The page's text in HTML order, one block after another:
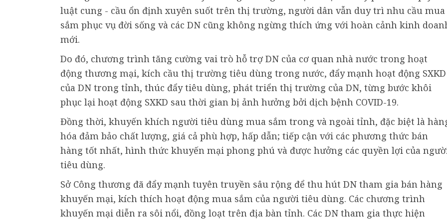
luật cung - cầu ổn định xuyên suốt trên thị trường, người dân vẫn duy trì nhu cầu mua
sắm phục vụ đời sống và các DN cũng không ngừng thích ứng với hoàn cảnh kinh
mới.
Do đó, chương trình tăng cường vai trò hỗ trợ DN của cơ quan nhà nước trong hoạt
động thương mại, kích cầu thị trường tiêu dùng trong nước, đẩy mạnh hoạt động SXKD
của DN trong tỉnh, thúc đẩy tiêu dùng, phát triển thị trường của DN, từng bước khôi
phục lại hoạt động SXKD sau thời gian bị ảnh hưởng bởi dịch bệnh COVID-19.
Đồng thời, khuyến khích người tiêu dùng mua sắm trong và ngoài tỉnh, đặc biệt là
hóa đảm bảo chất lượng, giá cả phù hợp, hấp dẫn; tiếp cận với các phương thức bán
hàng tốt nhất, hình thức khuyến mại phong phú và được hưởng các quyền lợi của
tiêu dùng.
Sở Công thương đã đẩy mạnh tuyên truyền sâu rộng để thu hút DN tham gia bán hàng
khuyến mại, kích thích hoạt động mua sắm của người tiêu dùng. Các chương trình
khuyến mại diễn ra sôi nổi, đồng loạt trên địa bàn tỉnh. Các DN tham gia thực hiện